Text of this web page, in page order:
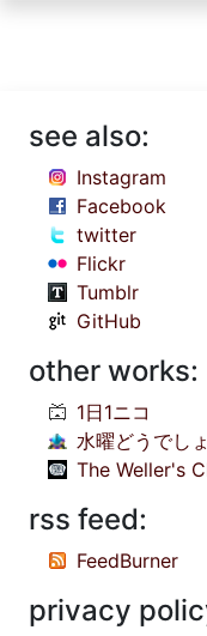
see also:
Instagram
Facebook
twitter
Flickr
Tumblr
GitHub
other works:
1日1ニコ
水曜どうでし
The Weller's
rss feed:
FeedBurner
privacy